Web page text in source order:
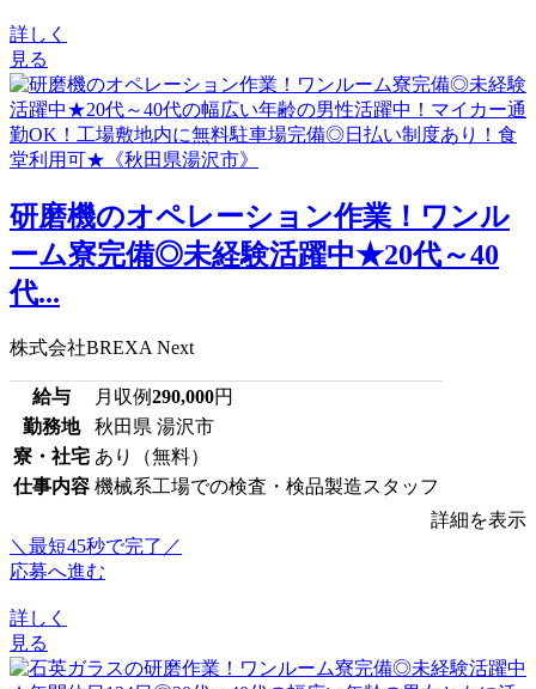
詳しく
見る
研磨機のオペレーション作業！ワンル
ーム寮完備◎未経験活躍中★20代～40
代...
株式会社BREXA Next
給与 月収例290,000円
勤務地
秋田県 湯沢市
寮・社宅 あり（無料）
仕事内容 機械系工場での検査・検品製造スタッフ
詳細を表示
＼最短45秒で完了／
応募へ進む
詳しく
見る